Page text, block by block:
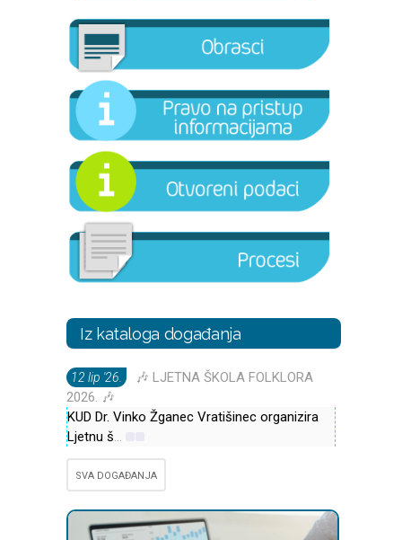
Iz kataloga događanja
12 lip '26.
🎶 LJETNA ŠKOLA FOLKLORA
2026. 🎶
KUD Dr. Vinko Žganec Vratišinec organizira
Ljetnu š...
SVA DOGAĐANJA